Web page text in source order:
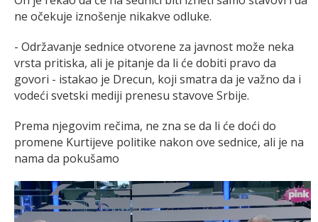
ne očekuje iznošenje nikakve odluke.
- Održavanje sednice otvorene za javnost može neka
vrsta pritiska, ali je pitanje da li će dobiti pravo da
govori - istakao je Drecun, koji smatra da je važno da i
vodeći svetski mediji prenesu stavove Srbije.
Prema njegovim rečima, ne zna se da li će doći do
promene Kurtijeve politike nakon ove sednice, ali je na
nama da pokušamo